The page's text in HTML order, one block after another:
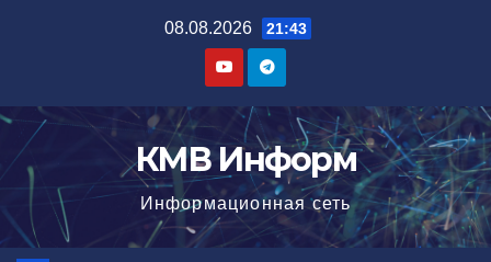
08.08.2026 21:43
КМВ Информ
Информационная сеть